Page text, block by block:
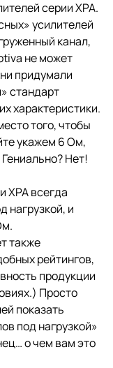
серии XPA.
усилителей
канал,
не может
придумали
стандарт
характеристики.
того, чтобы
укажем 6 Ом,
Нет!
XPA всегда
нагрузкой, и
также
рейтингов,
продукции
Просто
показать
под нагрузкой»
о чем вам это